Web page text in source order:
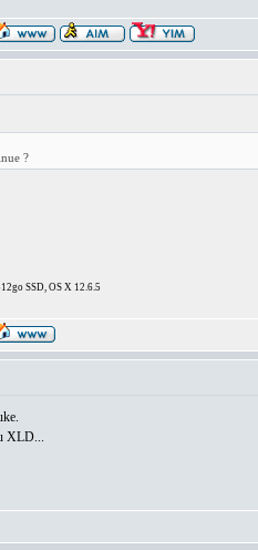
?
SSD, OS X 12.6.5
XLD...